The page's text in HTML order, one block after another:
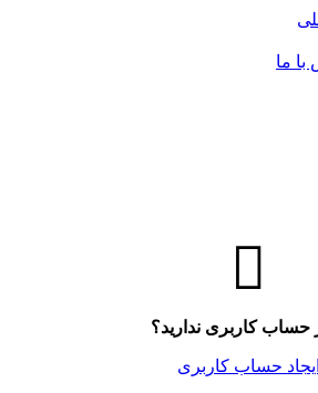
ما
حساب کاربری ندارید؟
ایجاد حساب کاربری